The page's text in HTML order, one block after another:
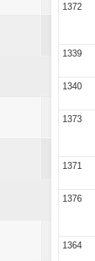
1372
1339
1340
1373
1371
1376
1364